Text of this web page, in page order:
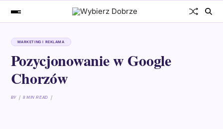
MARKETING I REKLAMA
Pozycjonowanie w Google
Chorzów
BY 8 MIN READ